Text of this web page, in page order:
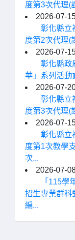
度第3次代理(
2026-07-
彰化縣立
度第2次代理(
2026-07-
彰化縣政
華」系列活動
2026-07-
彰化縣立
度第3次代理(
2026-07-
彰化縣立
度第1次教學
次...
2026-07-
「115學
招生專業群科
編...